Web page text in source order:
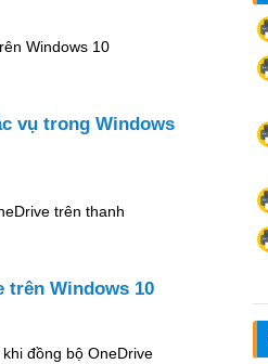
Windows 10
vụ trong Windows
trên thanh
trên Windows 10
đồng bộ OneDrive